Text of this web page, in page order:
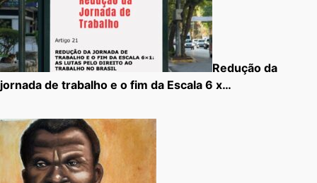
Redução da
jornada de trabalho e o fim da Escala 6 x…